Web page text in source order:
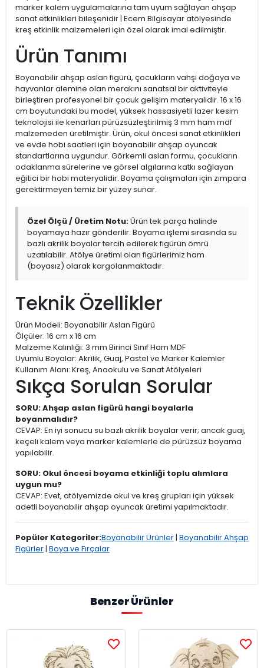
marker kalem uygulamalarına tam uyum sağlayan ahşap
sanat etkinlikleri bileşenidir | Ecem Bilgisayar atölyesinde
kreş etkinlik malzemeleri için özel olarak imal edilmiştir.
Ürün Tanımı
Boyanabilir ahşap aslan figürü, çocukların vahşi doğaya ve
hayvanlar alemine olan merakını sanatsal bir aktiviteyle
birleştiren profesyonel bir çocuk gelişim materyalidir. 16 x 16
cm boyutundaki bu model, yüksek hassasiyetli lazer kesim
teknolojisi ile kenarları pürüzsüzleştirilmiş 3 mm ham mdf
malzemeden üretilmiştir. Ürün, okul öncesi sanat etkinlikleri
ve evde hobi saatleri için boyanabilir ahşap oyuncak
standartlarına uygundur. Görkemli aslan formu, çocukların
odaklanma sürelerine ve görsel algılarına katkı sağlayan
eğitici bir hobi materyalidir. Boyama çalışmaları için zımpara
gerektirmeyen temiz bir yüzey sunar.
Özel Ölçü / Üretim Notu:Ürün tek parça halinde
boyamaya hazır gönderilir. Boyama işlemi sırasında su
bazlı akrilik boyalar tercih edilerek figürün ömrü
uzatılabilir. Atölye üretimi olan figürlerimiz ham
(boyasız) olarak kargolanmaktadır.
Teknik Özellikler
Ürün Modeli: Boyanabilir Aslan Figürü
Ölçüler: 16 cm x 16 cm
Malzeme Kalınlığı: 3 mm Birinci Sınıf Ham MDF
Uyumlu Boyalar: Akrilik, Guaj, Pastel ve Marker Kalemler
Kullanım Alanı: Kreş, Anaokulu ve Sanat Atölyeleri
Sıkça Sorulan Sorular
SORU: Ahşap aslan figürü hangi boyalarla
boyanmalıdır?
CEVAP: En iyi sonucu su bazlı akrilik boyalar verir; ancak guaj,
keçeli kalem veya marker kalemlerle de pürüzsüz boyama
yapılabilir.
SORU: Okul öncesi boyama etkinliği toplu alımlara
uygun mu?
CEVAP: Evet, atölyemizde okul ve kreş grupları için yüksek
adetli boyanabilir ahşap oyuncak üretimi yapılmaktadır.
Popüler Kategoriler:Boyanabilir Ürünler | Boyanabilir Ahşap
Figürler | Boya ve Fırçalar
Benzer Ürünler